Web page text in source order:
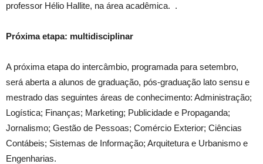
professor Hélio Hallite, na área acadêmica. .
Próxima etapa: multidisciplinar
A próxima etapa do intercâmbio, programada para setembro,
será aberta a alunos de graduação, pós-graduação lato sensu e
mestrado das seguintes áreas de conhecimento: Administração;
Logística; Finanças; Marketing; Publicidade e Propaganda;
Jornalismo; Gestão de Pessoas; Comércio Exterior; Ciências
Contábeis; Sistemas de Informação; Arquitetura e Urbanismo e
Engenharias.